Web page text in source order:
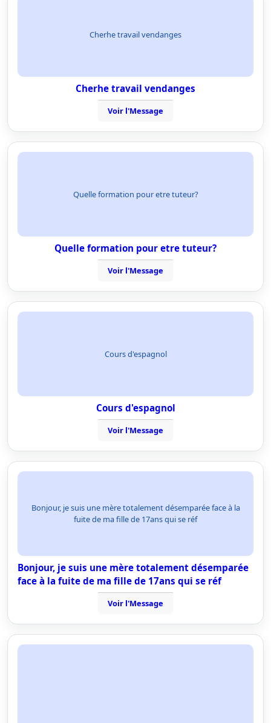
Cherhe travail vendanges
Cherhe travail vendanges
Voir l'Message
Quelle formation pour etre tuteur?
Quelle formation pour etre tuteur?
Voir l'Message
Cours d'espagnol
Cours d'espagnol
Voir l'Message
Bonjour, je suis une mère totalement désemparée face à la
fuite de ma fille de 17ans qui se réf
Bonjour, je suis une mère totalement désemparée
face à la fuite de ma fille de 17ans qui se réf
Voir l'Message